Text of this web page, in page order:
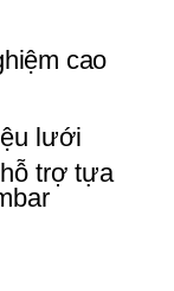
cao
lưới
trợ tựa